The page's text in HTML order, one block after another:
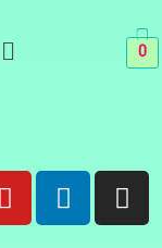
Menu 0
Y
o
L
i
I
n